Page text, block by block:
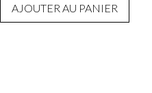
AJOUTER AU PANIER